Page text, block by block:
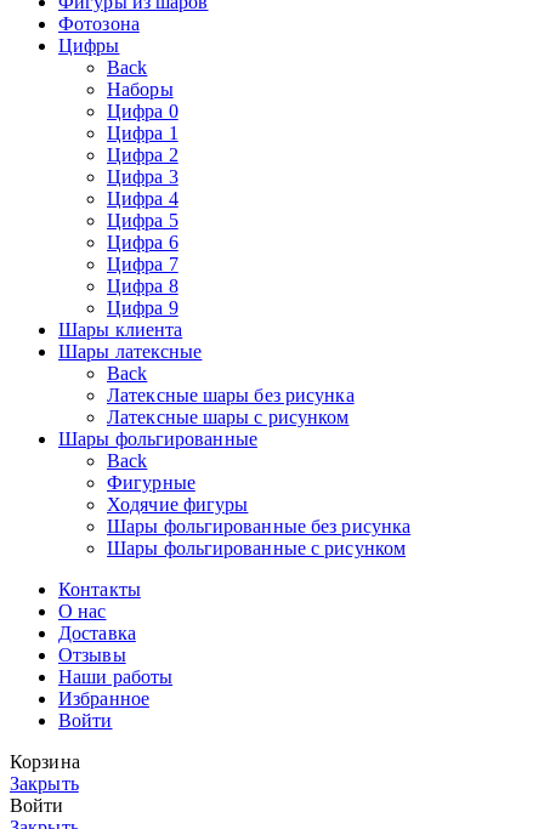
Фотозона
Цифры
Back
Наборы
Цифра 0
Цифра 1
Цифра 2
Цифра 3
Цифра 4
Цифра 5
Цифра 6
Цифра 7
Цифра 8
Цифра 9
Шары клиента
Шары латексные
Back
Латексные шары без рисунка
Латексные шары с рисунком
Шары фольгированные
Back
Фигурные
Ходячие фигуры
Шары фольгированные без рисунка
Шары фольгированные с рисунком
Контакты
О нас
Доставка
Отзывы
Наши работы
Избранное
Войти
Корзина
Закрыть
Войти